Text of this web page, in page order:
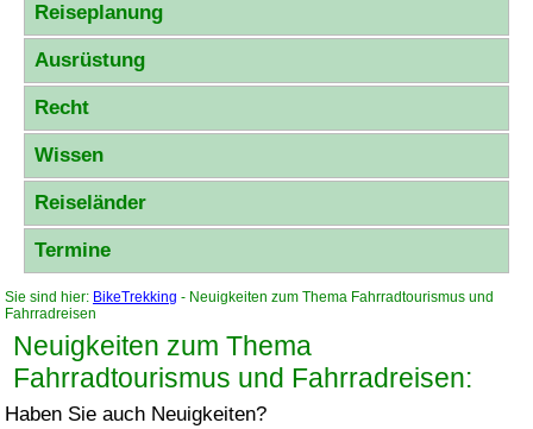
Reiseplanung
Ausrüstung
Recht
Wissen
Reiseländer
Termine
Sie sind hier: BikeTrekking - Neuigkeiten zum Thema Fahrradtourismus und
Fahrradreisen
Neuigkeiten zum Thema
Fahrradtourismus und Fahrradreisen:
Haben Sie auch Neuigkeiten?